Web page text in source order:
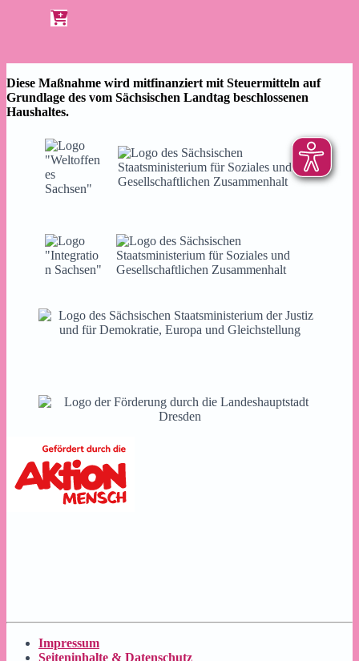
Diese Maßnahme wird mitfinanziert mit Steuermitteln auf
Grundlage des vom Sächsischen Landtag beschlossenen
Haushaltes.
Impressum
Seiteninhalte & Datenschutz